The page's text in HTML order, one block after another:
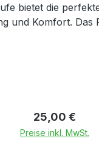
bietet die
und Komfort. Das
und 3D-Mesh
mit traditionellem
Regulärer
25,00 €
Preise inkl. MwSt.